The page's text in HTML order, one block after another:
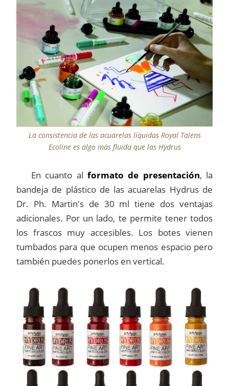
La consistencia de las acuarelas líquidas Royal Talens
Ecoline es algo más fluida que las Hydrus
En cuanto al formato de presentación, la
bandeja de plástico de las acuarelas Hydrus de
Dr. Ph. Martin's de 30 ml tiene dos ventajas
adicionales. Por un lado, te permite tener todos
los frascos muy accesibles. Los botes vienen
tumbados para que ocupen menos espacio pero
también puedes ponerlos en vertical.